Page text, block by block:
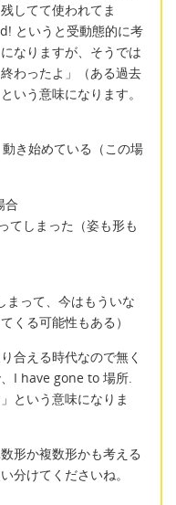
してて使われてま
というと受動態的に考
なりますが、そうでは
わったよ」（ある過去
いう意味になります。
き始めている（この場
合
しまった（姿も形も
って、今はもういな
くる可能性もある）
合える時代なので無く
I have gone to 場所.
という意味になりま
形か複数形かも考える
分けてくださいね。